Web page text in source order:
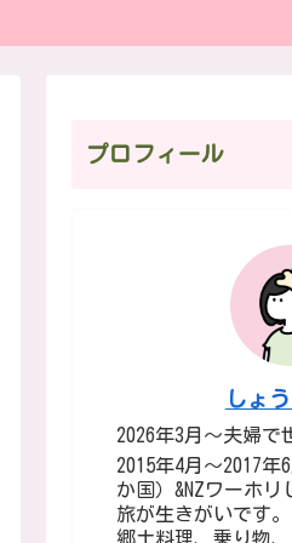
プロフィール
しょ
2026年3月～夫婦で
2015年4月～2017
か国）&NZワーホリ
旅が生きがいです。
郷土料理、乗り物